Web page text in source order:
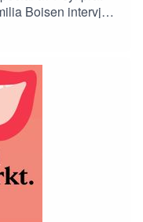
Boisen intervjuar
som medverkar i
är en bok om
dikt, prosa och
om tankarna